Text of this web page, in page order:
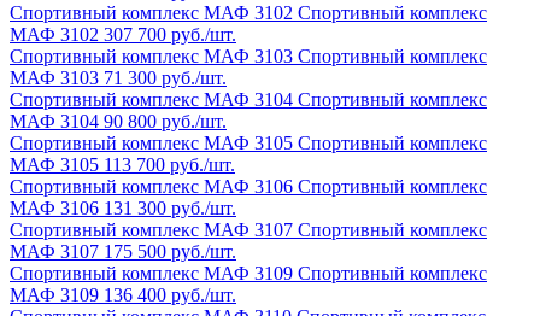
Спортивный комплекс МАФ 3102 Спортивный комплекс
МАФ 3102 307 700 руб./шт.
Спортивный комплекс МАФ 3103 Спортивный комплекс
МАФ 3103 71 300 руб./шт.
Спортивный комплекс МАФ 3104 Спортивный комплекс
МАФ 3104 90 800 руб./шт.
Спортивный комплекс МАФ 3105 Спортивный комплекс
МАФ 3105 113 700 руб./шт.
Спортивный комплекс МАФ 3106 Спортивный комплекс
МАФ 3106 131 300 руб./шт.
Спортивный комплекс МАФ 3107 Спортивный комплекс
МАФ 3107 175 500 руб./шт.
Спортивный комплекс МАФ 3109 Спортивный комплекс
МАФ 3109 136 400 руб./шт.